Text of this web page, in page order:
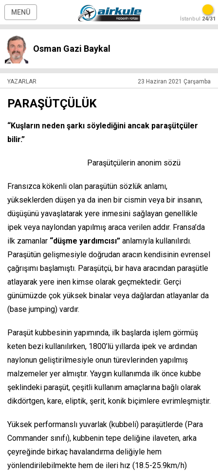
MENÜ
İstanbul 24/31
Osman Gazi Baykal
YAZARLAR 23 Haziran 2021 Çarşamba
PARAŞÜTÇÜLÜK
“Kuşların neden şarkı söylediğini ancak paraşütçüler
bilir.”
Paraşütçülerin anonim sözü
Fransızca kökenli olan paraşütün sözlük anlamı,
yükseklerden düşen ya da inen bir cismin veya bir insanın,
düşüşünü yavaşlatarak yere inmesini sağlayan genellikle
ipek veya naylondan yapılmış araca verilen addır. Fransa’da
ilk zamanlar “düşme yardımcısı” anlamıyla kullanılırdı.
Paraşütün gelişmesiyle doğrudan aracın kendisinin evrensel
çağrışımı başlamıştı. Paraşütçü, bir hava aracından paraşütle
atlayarak yere inen kimse olarak geçmektedir. Gerçi
günümüzde çok yüksek binalar veya dağlardan atlayanlar da
(base jumping) vardır.
Paraşüt kubbesinin yapımında, ilk başlarda işlem görmüş
keten bezi kullanılırken, 1800’lü yıllarda ipek ve ardından
naylonun geliştirilmesiyle onun türevlerinden yapılmış
malzemeler yer almıştır. Yaygın kullanımda ilk önce kubbe
şeklindeki paraşüt, çeşitli kullanım amaçlarına bağlı olarak
dikdörtgen, kare, eliptik, şerit, konik biçimlere evrimleşmiştir.
Yüksek performanslı yuvarlak (kubbeli) paraşütlerde (Para
Commander sınıfı), kubbenin tepe deliğine ilaveten, arka
çeyreğinde birkaç havalandırma deliğiyle hem
yönlendirilebilmekte hem de ileri hız (18.5-25.9km/h)